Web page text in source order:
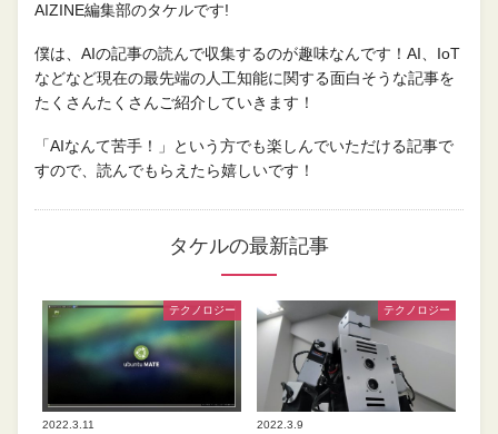
AIZINE編集部のタケルです!
僕は、AIの記事の読んで収集するのが趣味なんです！AI、IoT
などなど現在の最先端の人工知能に関する面白そうな記事を
たくさんたくさんご紹介していきます！
「AIなんて苦手！」という方でも楽しんでいただける記事で
すので、読んでもらえたら嬉しいです！
タケルの最新記事
テクノロジー
2022.3.11
テクノロジー
2022.3.9